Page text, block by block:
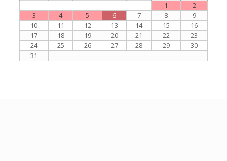
1
2
3
4 5 6 7 8
9
10
11 12 13 14 15
16
17
18 19 20 21 22
23
24
25 26 27 28 29
30
31